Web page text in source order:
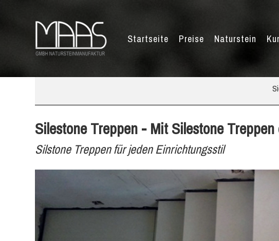
Startseite Preise Naturstein
Silestone Treppen - Mit Silestone
Silstone Treppen für jeden Einrichtungsstil